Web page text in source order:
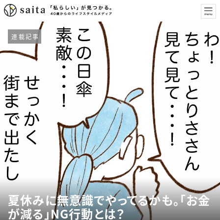
連載記事
夏休みに無意識でやってるかも。「お金
が減る」NG行動とは？